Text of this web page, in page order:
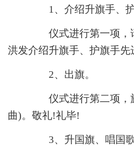
1、介绍升旗手、
仪式进行第一项，
洪发介绍升旗手、护旗手先
2、出旗。
仪式进行第二项，
曲)。敬礼!礼毕!
3、升国旗、唱国